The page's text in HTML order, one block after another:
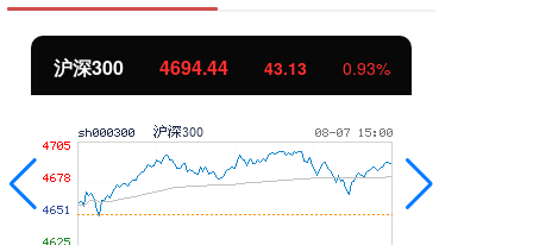
沪深300 4694.44 43.13 0.93%